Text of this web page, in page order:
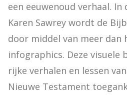
een eeuwenoud verhaal.
Karen Sawrey wordt de
door middel van meer dan
infographics. Deze visuele
rijke verhalen en lessen
Nieuwe Testament